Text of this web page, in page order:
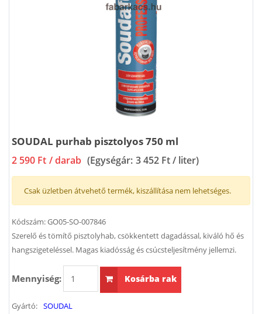
SOUDAL purhab pisztolyos 750 ml
2 590 Ft / darab (Egységár: 3 452 Ft / liter)
Csak üzletben átvehető termék, kiszállítása nem lehetséges.
Kódszám:GO05-SO-007846
Szerelő és tömítő pisztolyhab, csökkentett dagadással, kiváló hő és
hangszigeteléssel. Magas kiadósság és csúcsteljesítmény jellemzi.
Mennyiség: Kosárba rak
Gyártó: SOUDAL